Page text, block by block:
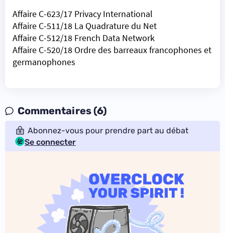
Affaire C-623/17 Privacy International
Affaire C-511/18 La Quadrature du Net
Affaire C-512/18 French Data Network
Affaire C-520/18 Ordre des barreaux francophones et
germanophones
Commentaires (6)
Abonnez-vous pour prendre part au débat
Se connecter